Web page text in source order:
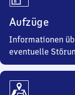
Aufzüge
Informationen
eventuelle